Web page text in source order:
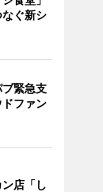
ぐ新シ
ブ緊急支
ファン
店「し